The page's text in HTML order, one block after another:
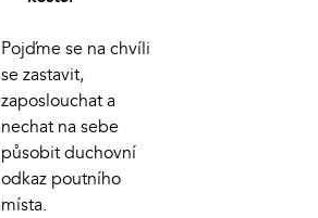
Pojďme se na chvíli
se zastavit,
zaposlouchat a
nechat na sebe
působit duchovní
odkaz poutního
místa.